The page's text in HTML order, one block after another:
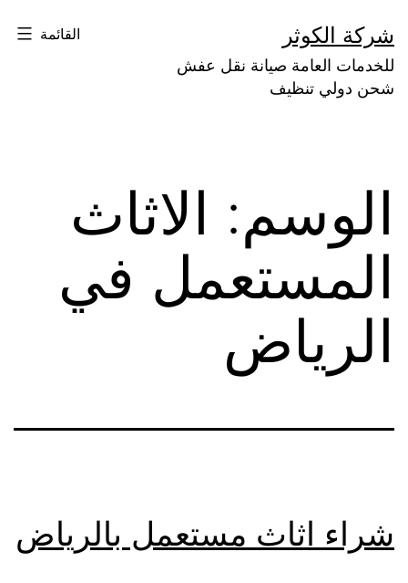
إلى
المحتوى
شركة الكوثر
للخدمات العامة صيانة نقل عفش
شحن دولي تنظيف
القائمة
الوسم: الاثاث
المستعمل في
الرياض
شراء اثاث مستعمل بالرياض